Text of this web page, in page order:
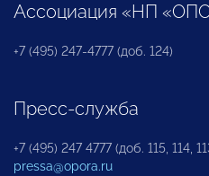
Ассоциация «НП
+7 (495) 247-4777 (доб. 124)
Пресс-служба
+7 (495) 247 4777 (доб. 115, 114,
pressa@opora.ru